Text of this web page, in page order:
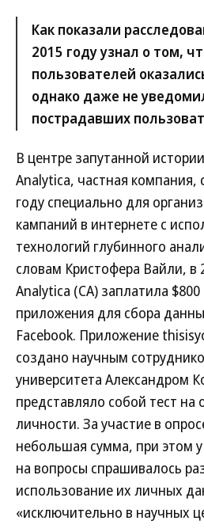
Как показали
2015 году узнал о том,
пользователей
однако даже не
пострадавших
В центре запутанной
Analytica, частная компания,
году специально для
кампаний в интернете с
технологий глубинного
словам Кристофера Вайли, в
Analytica (CA) заплатила
приложения для сбора
Facebook. Приложение
создано научным
университета Александром
представляло собой тест на
личности. За участие в
небольшая сумма, при этом
на вопросы спрашивалось
использование их личных
«исключительно в научных